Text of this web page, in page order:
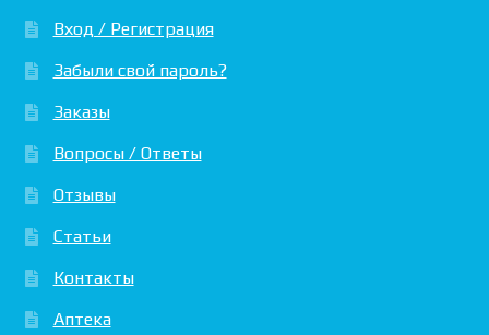
Вход / Регистрация
Забыли свой пароль?
Заказы
Вопросы / Ответы
Отзывы
Статьи
Контакты
Аптека